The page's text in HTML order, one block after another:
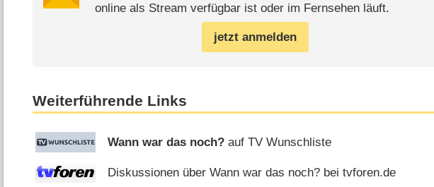
online als Stream verfügbar ist oder im Fernsehen läuft.
jetzt anmelden
Weiterführende Links
Wann war das noch? auf TV Wunschliste
Diskussionen über Wann war das noch? bei tvforen.de